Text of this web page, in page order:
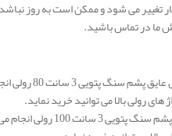
تغییر می شود و ممکن است به روز
ما در تماس باشید.
قیمت عایق پشم سنگ اصفهان پتویی 3 سانتی متر
قیمت عایق پشم سنگ پتویی 3 سانتی متر دانسیته 100 در هر متر